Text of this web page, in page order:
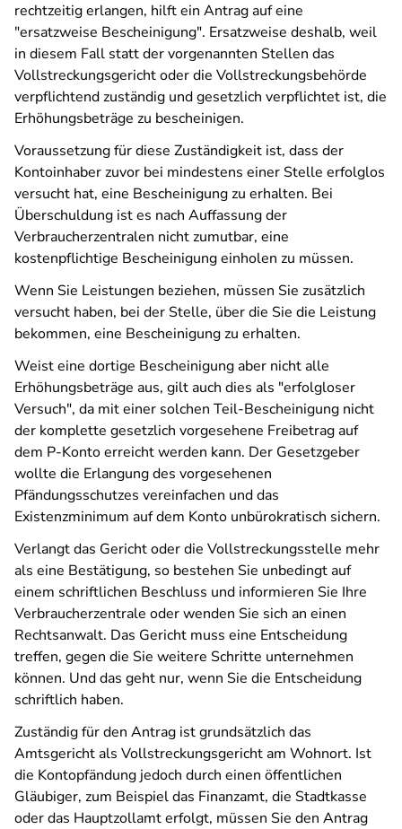
rechtzeitig erlangen, hilft ein Antrag auf eine
"ersatzweise Bescheinigung". Ersatzweise deshalb, weil
in diesem Fall statt der vorgenannten Stellen das
Vollstreckungsgericht oder die Vollstreckungsbehörde
verpflichtend zuständig und gesetzlich verpflichtet ist, die
Erhöhungsbeträge zu bescheinigen.
Voraussetzung für diese Zuständigkeit ist, dass der
Kontoinhaber zuvor bei mindestens einer Stelle erfolglos
versucht hat, eine Bescheinigung zu erhalten. Bei
Überschuldung ist es nach Auffassung der
Verbraucherzentralen nicht zumutbar, eine
kostenpflichtige Bescheinigung einholen zu müssen.
Wenn Sie Leistungen beziehen, müssen Sie zusätzlich
versucht haben, bei der Stelle, über die Sie die Leistung
bekommen, eine Bescheinigung zu erhalten.
Weist eine dortige Bescheinigung aber nicht alle
Erhöhungsbeträge aus, gilt auch dies als "erfolgloser
Versuch", da mit einer solchen Teil-Bescheinigung nicht
der komplette gesetzlich vorgesehene Freibetrag auf
dem P-Konto erreicht werden kann. Der Gesetzgeber
wollte die Erlangung des vorgesehenen
Pfändungsschutzes vereinfachen und das
Existenzminimum auf dem Konto unbürokratisch sichern.
Verlangt das Gericht oder die Vollstreckungsstelle mehr
als eine Bestätigung, so bestehen Sie unbedingt auf
einem schriftlichen Beschluss und informieren Sie Ihre
Verbraucherzentrale oder wenden Sie sich an einen
Rechtsanwalt. Das Gericht muss eine Entscheidung
treffen, gegen die Sie weitere Schritte unternehmen
können. Und das geht nur, wenn Sie die Entscheidung
schriftlich haben.
Zuständig für den Antrag ist grundsätzlich das
Amtsgericht als Vollstreckungsgericht am Wohnort. Ist
die Kontopfändung jedoch durch einen öffentlichen
Gläubiger, zum Beispiel das Finanzamt, die Stadtkasse
oder das Hauptzollamt erfolgt, müssen Sie den Antrag